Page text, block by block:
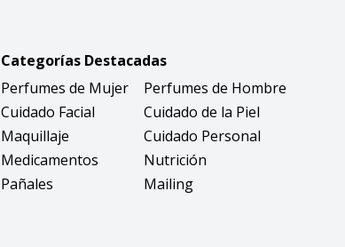
Categorías Destacadas
Perfumes de Mujer
Perfumes de Hombre
Cuidado Facial
Cuidado de la Piel
Maquillaje
Cuidado Personal
Medicamentos
Nutrición
Pañales
Mailing